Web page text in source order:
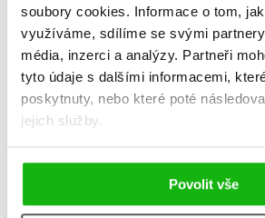
soubory cookies. Informace o tom,
využíváme, sdílíme se svými
média, inzerci a analýzy. Partneři
tyto údaje s dalšími informacemi,
poskytnuty, nebo které poté
jejich služby.
Povolit vše
Devadesátky!
Johana Fundová
319 Kč
Do košíku